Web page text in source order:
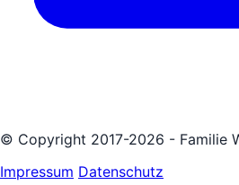
© Copyright 2017-2026 - Familie
Impressum Datenschutz